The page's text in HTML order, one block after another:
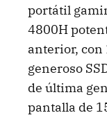
portátil
4800H
anterior, con
generoso
de última
pantalla de